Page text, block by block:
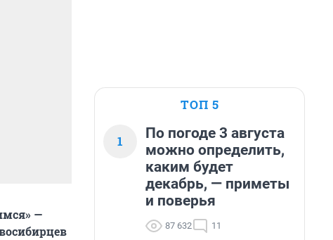
—
ТОП 5
1
По погоде 3 августа
можно определить,
каким будет
декабрь, — приметы
и поверья
87 632 11